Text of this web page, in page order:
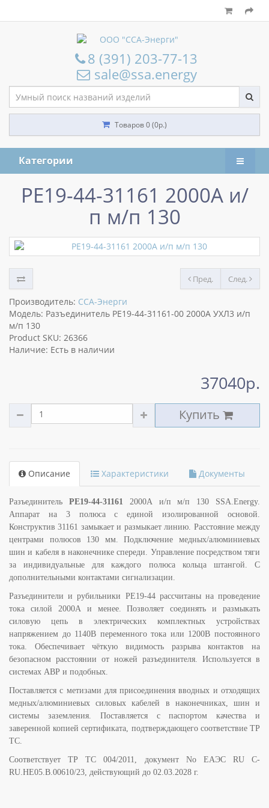
8 (391) 203-77-13
sale@ssa.energy
Товаров 0 (0р.)
Категории
РЕ19-44-31161 2000А и/
п м/п 130
Пред. След.
Производитель: ССА-Энерги
Модель: Разъединитель РЕ19-44-31161-00 2000А УХЛ3 и/п
м/п 130
Product SKU: 26366
Наличие: Есть в наличии
37040р.
Купить
Описание Характеристики Документы
Разъединитель РЕ19-44-311612000А и/п м/п 130 SSA.Energy.
Аппарат на 3 полюса с единой изолированной основой.
Конструктив 31161 замыкает и размыкает линию. Расстояние между
центрами полюсов 130 мм. Подключение медных/алюминиевых
шин и кабеля в наконечнике спереди. Управление посредством тяги
за индивидуальные для каждого полюса кольца штангой. С
дополнительными контактами сигнализации.
Разъединители и рубильники РЕ19-44 рассчитаны на проведение
тока силой 2000А и менее. Позволяет соединять и размыкать
силовую цепь в электрических комплектных устройствах
напряжением до 1140В переменного тока или 1200В постоянного
тока. Обеспечивает чёткую видимость разрыва контактов на
безопасном расстоянии от ножей разъединителя. Используется в
системах АВР и подобных.
Поставляется с метизами для присоединения вводных и отходящих
медных/алюминиевых силовых кабелей в наконечниках, шин и
системы заземления. Поставляется с паспортом качества и
заверенной копией сертификата, подтверждающего соответствие ТР
ТС.
Соответствует ТР ТС 004/2011, документ No ЕАЭС RU C-
RU.НЕ05.B.00610/23, действующий до 02.03.2028 г.